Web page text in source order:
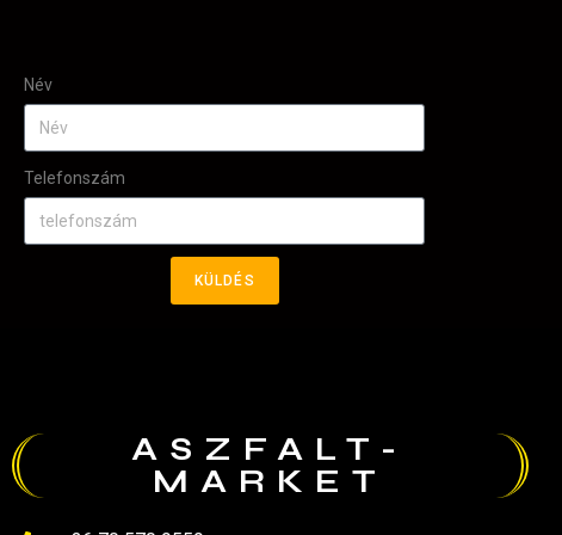
Név
Telefonszám
KÜLDÉS
ASZFALT-
MARKET